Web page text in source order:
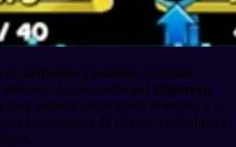
de arqueras y enanos continúan
defensa. La inclusión del Guerrero
abordar situaciones diversas, y la
herramienta de control crucial para